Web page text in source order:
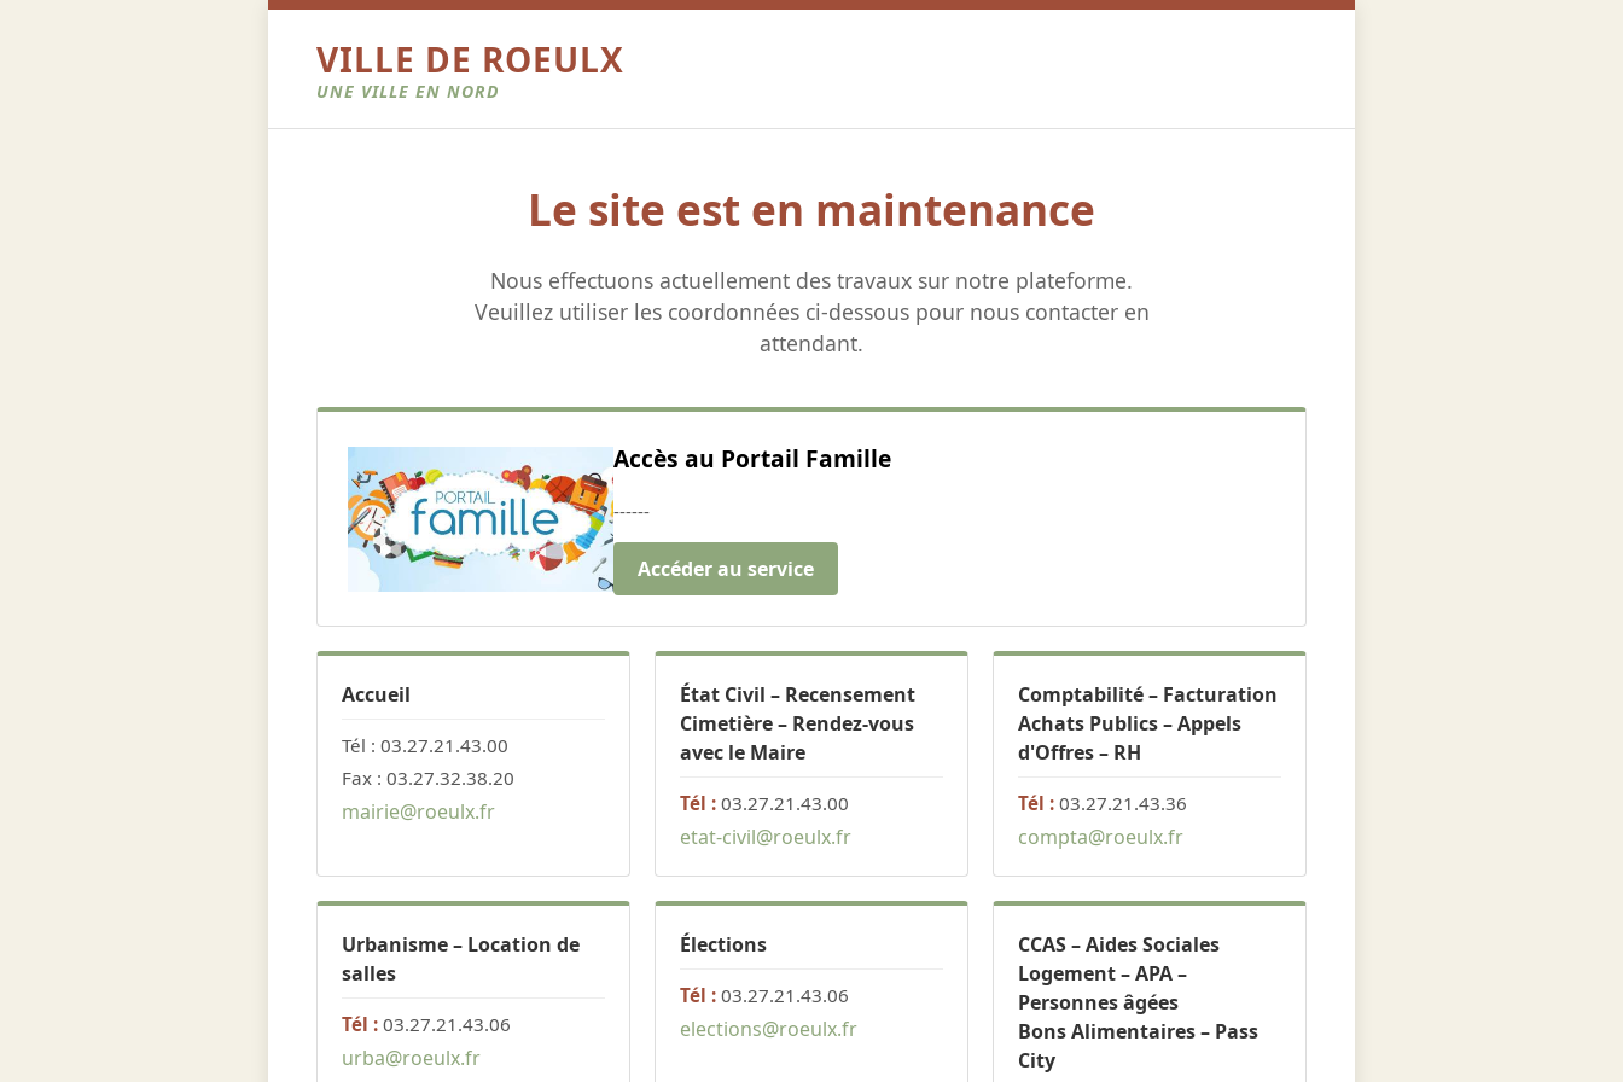
VILLE DE ROEULX
UNE VILLE EN NORD
Le site est en maintenance
Nous effectuons actuellement des travaux sur notre plateforme.
Veuillez utiliser les coordonnées ci-dessous pour nous contacter en
attendant.
Accès au Portail Famille
------
Accéder au service
Accueil
Tél : 03.27.21.43.00
Fax : 03.27.32.38.20
mairie@roeulx.fr
État Civil – Recensement
Cimetière – Rendez-vous
avec le Maire
Tél : 03.27.21.43.00
etat-civil@roeulx.fr
Comptabilité – Facturation
Achats Publics – Appels
d'Offres – RH
Tél : 03.27.21.43.36
compta@roeulx.fr
Urbanisme – Location de
salles
Tél : 03.27.21.43.06
urba@roeulx.fr
Élections
Tél : 03.27.21.43.06
elections@roeulx.fr
CCAS – Aides Sociales
Logement – APA –
Personnes âgées
Bons Alimentaires – Pass
City